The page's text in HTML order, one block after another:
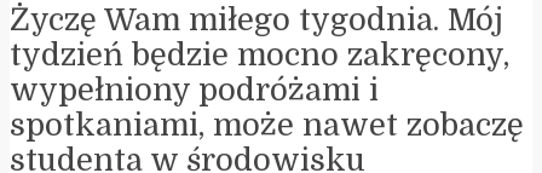
Życzę Wam miłego tygodnia. Mój
tydzień będzie mocno zakręcony,
wypełniony podróżami i
spotkaniami, może nawet zobaczę
studenta w środowisku